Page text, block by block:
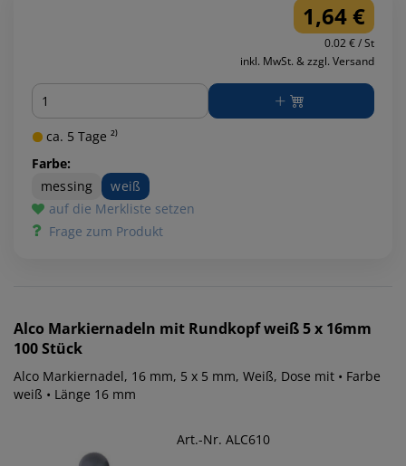
1,64 €
0.02 € / St
inkl. MwSt. & zzgl. Versand
Menge
ca. 5 Tage ²⁾
Farbe:
messing
weiß
auf die Merkliste setzen
Frage zum Produkt
Alco Markiernadeln mit Rundkopf weiß 5 x 16mm
100 Stück
Alco Markiernadel, 16 mm, 5 x 5 mm, Weiß, Dose mit • Farbe
weiß • Länge 16 mm
Art.-Nr. ALC610